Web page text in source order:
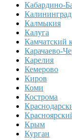
Кабардино-
Калининград
Калмыкия
Калуга
Камчатский
Карачаево-
Карелия
Кемерово
Киров
Коми
Кострома
Крым
Курган